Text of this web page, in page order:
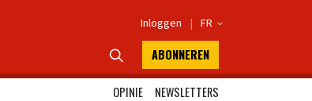
Inloggen | FR 
 ABONNEREN
OPINIE
NEWSLETTERS